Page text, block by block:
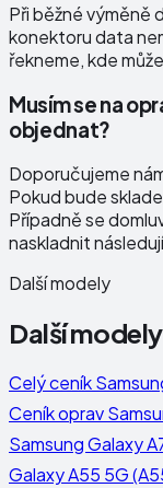
Při běžné výměně
konektoru data
řekneme, kde
Musím se na
objednat?
Doporučujeme
Pokud bude
Případně se
naskladnit
Další modely
Další modely
Celý ceník
Ceník oprav
Samsung Galaxy
Galaxy A55 5G